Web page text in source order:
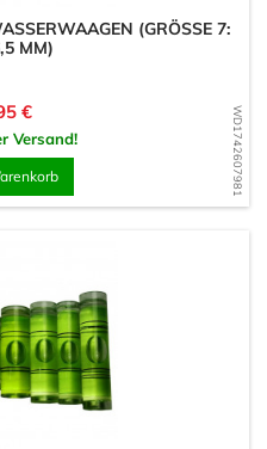
WD1742607981
(GRÖSSE 7: 7
MM)
€
Versand!